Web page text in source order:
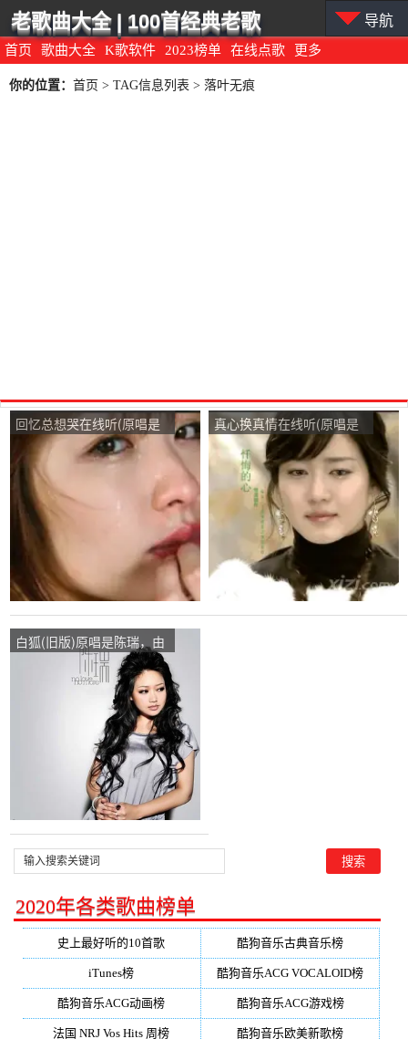
首页 歌曲大全 K歌软件 2023榜单 在线点歌 更多
老歌曲大全 | 100首经典老歌 导航
你的位置： 首页 > TAG信息列表 > 落叶无痕
回忆总想哭在线听(原唱是
南宫嘉骏/姜玉阳)，落叶无
痕演唱点播:207次
真心换真情在线听(原唱是
张可儿)，落叶无痕演唱点
播:117次
白狐(旧版)原唱是陈瑞，由
落叶无痕翻唱(播放:36)
2020年各类歌曲榜单
史上最好听的10首歌 酷狗音乐古典音乐榜
iTunes榜 酷狗音乐ACG VOCALOID榜
酷狗音乐ACG动画榜 酷狗音乐ACG游戏榜
法国 NRJ Vos Hits 周榜 酷狗音乐欧美新歌榜